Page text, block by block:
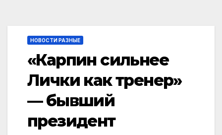
НОВОСТИ РАЗНЫЕ
«Карпин сильнее
Лички как тренер»
— бывший
президент